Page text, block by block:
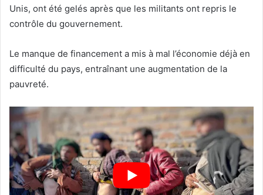
Unis, ont été gelés après que les militants ont repris le
contrôle du gouvernement.
Le manque de financement a mis à mal l’économie déjà en
difficulté du pays, entraînant une augmentation de la
pauvreté.